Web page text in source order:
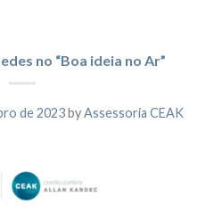
no “Boa ideia no Ar”
de 2023byAssessoria CEAK